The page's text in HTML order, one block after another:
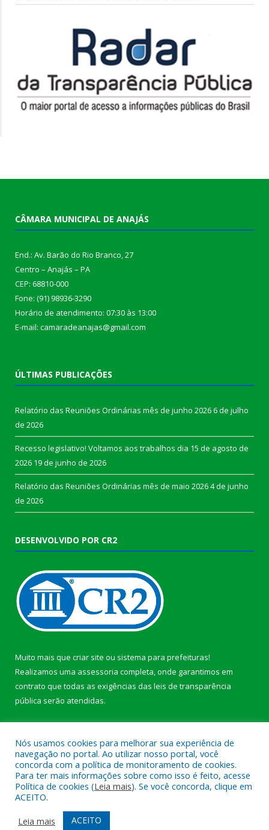
CÂMARA MUNICIPAL DE ANAJÁS
End.: Av. Barão do Rio Branco, 27
Centro – Anajás – PA
CEP: 68810-000
Fone: (91) 98936-3290
Horário de atendimento: 07:30 às 13:00
E-mail: camaradeanajas@gmail.com
ÚLTIMAS PUBLICAÇÕES
Relatório das Reuniões Ordinárias mês de junho 20266 de julho
de 2026
Recesso legislativo! Voltamos aos trabalhos dia 15 de agosto de
2026 19 de junho de 2026
Relatório das Reuniões Ordinárias mês de maio 20264 de junho
de 2026
DESENVOLVIDO POR CR2
Muito mais que criar site ou sistema para prefeituras!
Realizamos uma assessoria completa, onde garantimos em
contrato que todas as exigências das leis de transparência
pública serão atendidas.
Todos os direitos reservados a Câmara Municipal de Anajás.
Mapa do Site
Acessar Área Administrativa
Nós usamos cookies para melhorar sua experiência de
navegação no portal. Ao utilizar nosso portal, você
concorda com a política de monitoramento de cookies.
Para ter mais informações sobre como isso é feito, acesse
Política de cookies (Leia mais). Se você concorda, clique em
ACEITO.
Leia mais
ACEITO